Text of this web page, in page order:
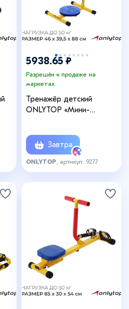
5938.65 ₽
Разрешён к продаже на
маркетах
Тренажёр детский
ONLYTOP «Мини-
Завтра
ONLYTOP , артикул: 9277